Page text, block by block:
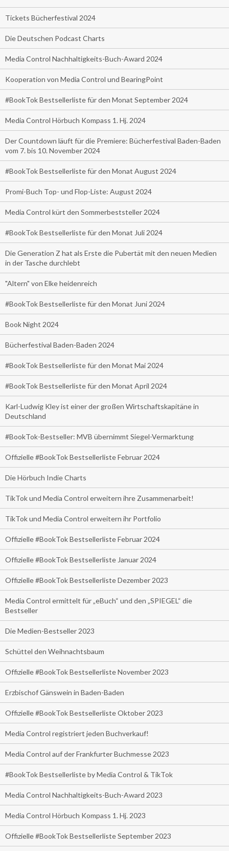
Tickets Bücherfestival 2024
Die Deutschen Podcast Charts
Media Control Nachhaltigkeits-Buch-Award 2024
Kooperation von Media Control und BearingPoint
#BookTok Bestsellerliste für den Monat September 2024
Media Control Hörbuch Kompass 1. Hj. 2024
Der Countdown läuft für die Premiere: Bücherfestival Baden-Baden
vom 7. bis 10. November 2024
#BookTok Bestsellerliste für den Monat August 2024
Promi-Buch Top- und Flop-Liste: August 2024
Media Control kürt den Sommerbeststeller 2024
#BookTok Bestsellerliste für den Monat Juli 2024
Die Generation Z hat als Erste die Pubertät mit den neuen Medien
in der Tasche durchlebt
"Altern" von Elke heidenreich
#BookTok Bestsellerliste für den Monat Juni 2024
Book Night 2024
Bücherfestival Baden-Baden 2024
#BookTok Bestsellerliste für den Monat Mai 2024
#BookTok Bestsellerliste für den Monat April 2024
Karl-Ludwig Kley ist einer der großen Wirtschaftskapitäne in
Deutschland
#BookTok-Bestseller: MVB übernimmt Siegel-Vermarktung
Offizielle #BookTok Bestsellerliste Februar 2024
Die Hörbuch Indie Charts
TikTok und Media Control erweitern ihre Zusammenarbeit!
TikTok und Media Control erweitern ihr Portfolio
Offizielle #BookTok Bestsellerliste Februar 2024
Offizielle #BookTok Bestsellerliste Januar 2024
Offizielle #BookTok Bestsellerliste Dezember 2023
Media Control ermittelt für „eBuch“ und den „SPIEGEL“ die
Bestseller
Die Medien-Bestseller 2023
Schüttel den Weihnachtsbaum
Offizielle #BookTok Bestsellerliste November 2023
Erzbischof Gänswein in Baden-Baden
Offizielle #BookTok Bestsellerliste Oktober 2023
Media Control registriert jeden Buchverkauf!
Media Control auf der Frankfurter Buchmesse 2023
#BookTok Bestsellerliste by Media Control & TikTok
Media Control Nachhaltigkeits-Buch-Award 2023
Media Control Hörbuch Kompass 1. Hj. 2023
Offizielle #BookTok Bestsellerliste September 2023